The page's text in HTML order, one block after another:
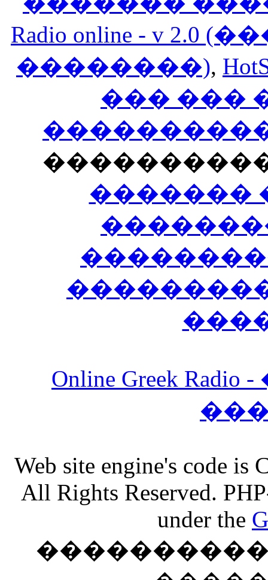
Radio online - v
��������),
��� ���
�������
Online Greek
Web site engine's code
All Rights Reserved.
under the
����������